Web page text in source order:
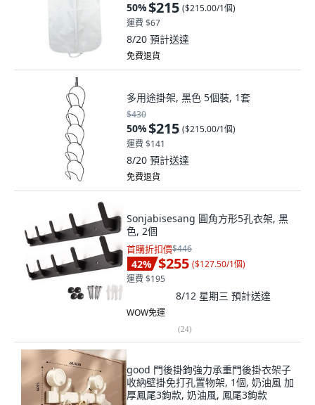
50%$215 ($215.00/1個)
運費 $67
8/20 預計送達
免費退貨
多用途掛架, 黑色 5個裝, 1套
$430
50%$215 ($215.00/1個)
運費 $141
8/20 預計送達
免費退貨
Sonjabisesang 圓角方形5孔衣架, 黑
色, 2個
首購折扣價$446
42% $255 ($127.50/1個)
運費 $195
8/12 星期三 預計送達
WOW免運
(24)
good 門後掛鉤強力承重門後掛衣架子
收納壁掛免打孔置物架, 1個, 奶油風 加
厚鳳尾3鉤款, 奶油風, 鳳尾3鉤款